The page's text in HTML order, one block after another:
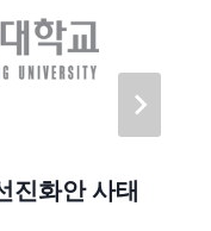
진화안 사태